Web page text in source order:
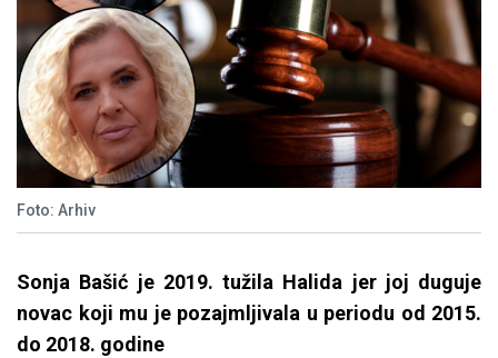
Foto: Arhiv
Sonja Bašić je 2019. tužila Halida jer joj duguje
novac koji mu je pozajmljivala u periodu od 2015.
do 2018. godine